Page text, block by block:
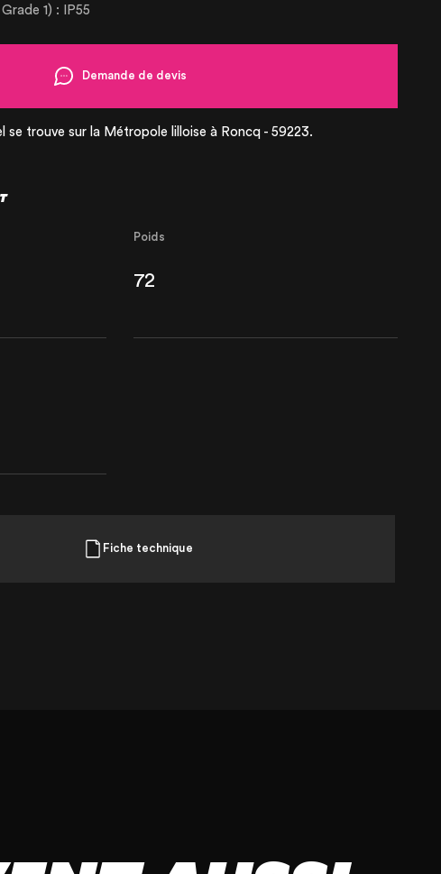
1) : IP55
Demande de devis
se trouve sur la Métropole lilloise à Roncq - 59223.
Poids
72
Fiche technique